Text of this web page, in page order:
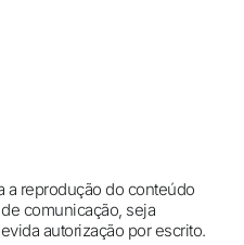
a reprodução do conteúdo
comunicação, seja
autorização por escrito.